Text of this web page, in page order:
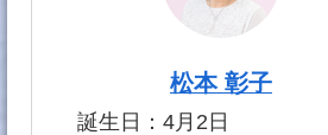
松本 彰子
誕生日：4月2日